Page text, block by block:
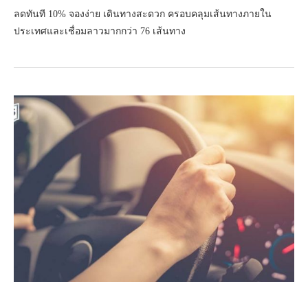
ลดทันที 10% จองง่าย เดินทางสะดวก ครอบคลุมเส้นทางภายใน
ประเทศและเชื่อมลาวมากกว่า 76 เส้นทาง